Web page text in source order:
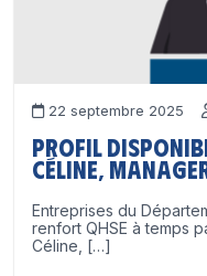
22 septembre 2025
Profil
Céline, Manager
Entreprises du
renfort QHSE à temps
Céline, […]